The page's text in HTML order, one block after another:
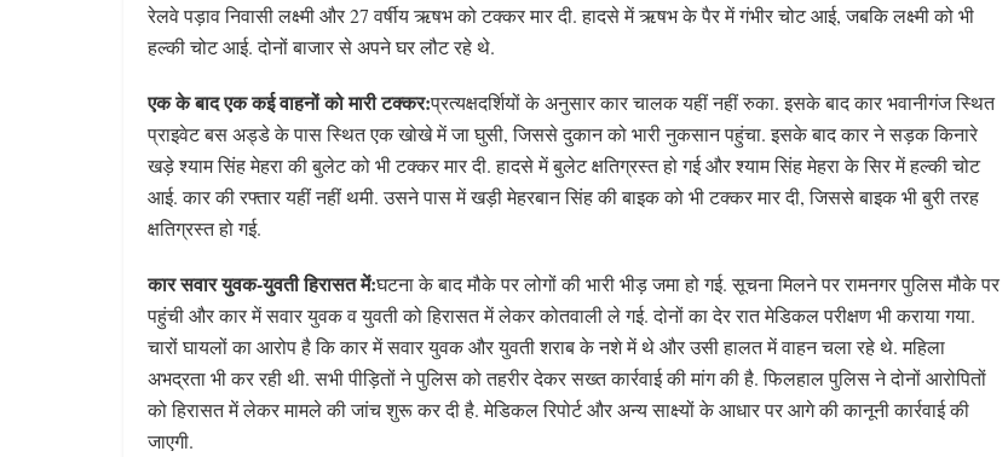
रेलवे पड़ाव निवासी लक्ष्मी और 27 वर्षीय ऋषभ को टक्कर मार दी. हादसे में ऋषभ के पैर में गंभीर चोट आई, जबकि लक्ष्मी को भी
हल्की चोट आई. दोनों बाजार से अपने घर लौट रहे थे.
एक के बाद एक कई वाहनों को मारी टक्कर:प्रत्यक्षदर्शियों के अनुसार कार चालक यहीं नहीं रुका. इसके बाद कार भवानीगंज स्थित
प्राइवेट बस अड्डे के पास स्थित एक खोखे में जा घुसी, जिससे दुकान को भारी नुकसान पहुंचा. इसके बाद कार ने सड़क किनारे
खड़े श्याम सिंह मेहरा की बुलेट को भी टक्कर मार दी. हादसे में बुलेट क्षतिग्रस्त हो गई और श्याम सिंह मेहरा के सिर में हल्की चोट
आई. कार की रफ्तार यहीं नहीं थमी. उसने पास में खड़ी मेहरबान सिंह की बाइक को भी टक्कर मार दी, जिससे बाइक भी बुरी तरह
क्षतिग्रस्त हो गई.
कार सवार युवक-युवती हिरासत में:घटना के बाद मौके पर लोगों की भारी भीड़ जमा हो गई. सूचना मिलने पर रामनगर पुलिस मौके पर
पहुंची और कार में सवार युवक व युवती को हिरासत में लेकर कोतवाली ले गई. दोनों का देर रात मेडिकल परीक्षण भी कराया गया.
चारों घायलों का आरोप है कि कार में सवार युवक और युवती शराब के नशे में थे और उसी हालत में वाहन चला रहे थे. महिला
अभद्रता भी कर रही थी. सभी पीड़ितों ने पुलिस को तहरीर देकर सख्त कार्रवाई की मांग की है. फिलहाल पुलिस ने दोनों आरोपितों
को हिरासत में लेकर मामले की जांच शुरू कर दी है. मेडिकल रिपोर्ट और अन्य साक्ष्यों के आधार पर आगे की कानूनी कार्रवाई की
जाएगी.